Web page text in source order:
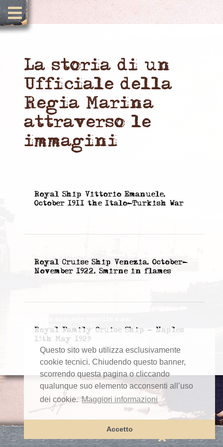
Questo sito web utilizza esclusivamente
cookie tecnici. Chiudendo questo banner,
scorrendo questa pagina o cliccando
qualunque suo elemento acconsenti all’uso
dei cookie.Maggiori informazioni
Accetto
La storia di un
Ufficiale della
Regia Marina
attraverso le
immagini
Royal Ship Vittorio Emanuele,
October 1911 the Italo-Turkish War
Royal Cruise Ship Venezia, October-
November 1922, Smirne in flames
Royal Family Cruise Ship - Naples
13th May 1929